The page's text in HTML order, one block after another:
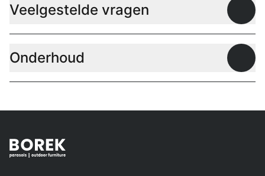
Veelgestelde vragen
Onderhoud